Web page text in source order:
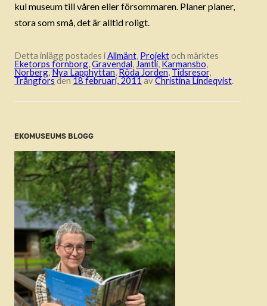
kul museum till våren eller försommaren. Planer planer,
stora som små, det är alltid roligt.
Detta inlägg postades iAllmänt, Projektoch märktes
Eketorps fornborg,Gravendal, Jamtli, Karmansbo,
Norberg, Nya Lapphyttan, Röda Jorden, Tidsresor,
Trångfors den 18 februari, 2011 avChristina Lindeqvist.
EKOMUSEUMS BLOGG